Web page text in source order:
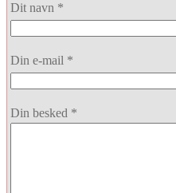
Dit navn *
Din e-mail *
Din besked *